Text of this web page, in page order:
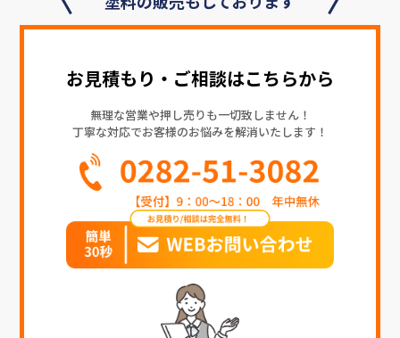
お見積もり・ご相談はこちらから
無理な営業や押し売りも一切致しません！
丁寧な対応でお客様のお悩みを解消いたします！